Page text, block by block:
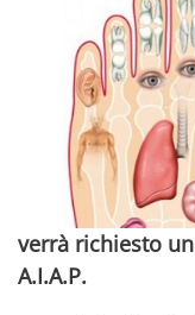
verrà richiesto
A.I.A.P.